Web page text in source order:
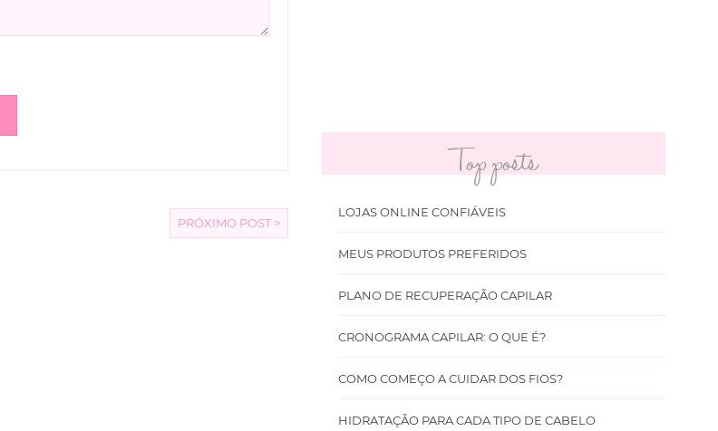
PRÓXIMO POST >
Top posts
LOJAS ONLINE CONFIÁVEIS
MEUS PRODUTOS PREFERIDOS
PLANO DE RECUPERAÇÃO CAPILAR
CRONOGRAMA CAPILAR: O QUE É?
COMO COMEÇO A CUIDAR DOS FIOS?
HIDRATAÇÃO PARA CADA TIPO DE CABELO